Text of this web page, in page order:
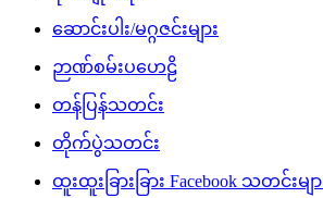
ဆောင်းပါး/မဂ္ဂဇင်းများ
ဉာဏ်စမ်းပဟေဠိ
တန်ပြန်သတင်း
တိုက်ပွဲသတင်း
ထူးထူးခြားခြား Facebook သတင်းမျာ